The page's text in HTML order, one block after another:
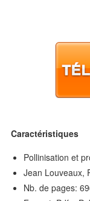
Caractéristiques
Pollinisation et
Jean Louveaux,
Nb. de pages: